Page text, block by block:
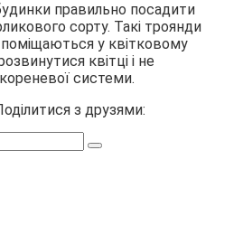
правильно посадити
сорту. Такі троянди
поміщаються у квітковому
квітці і не
системи.
з друзями: